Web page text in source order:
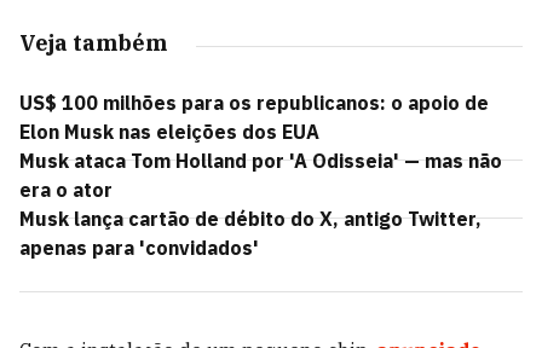
Veja também
US$ 100 milhões para os republicanos: o apoio de
Elon Musk nas eleições dos EUA
Musk ataca Tom Holland por 'A Odisseia' — mas não
era o ator
Musk lança cartão de débito do X, antigo Twitter,
apenas para 'convidados'